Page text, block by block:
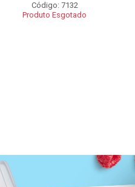
Código: 7132
Produto Esgotado